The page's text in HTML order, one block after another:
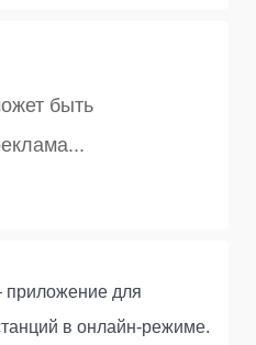
приложение для
в онлайн-режиме.